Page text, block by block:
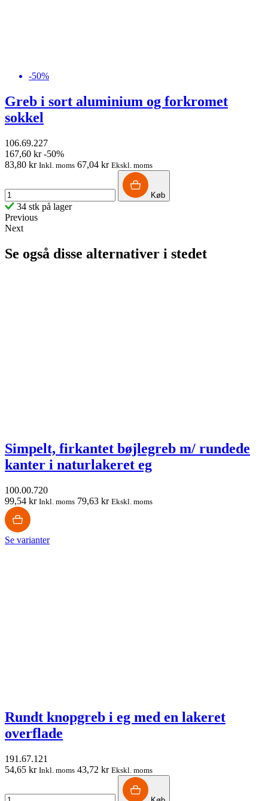
-50%
Greb i sort aluminium og forkromet
sokkel
106.69.227
167,60 kr -50%
83,80 kr Inkl. moms 67,04 kr Ekskl. moms
Køb
34 stk på lager
Previous
Next
Se også disse alternativer i stedet
Simpelt, firkantet bøjlegreb m/ rundede
kanter i naturlakeret eg
100.00.720
99,54 kr Inkl. moms 79,63 kr Ekskl. moms
Se varianter
Rundt knopgreb i eg med en lakeret
overflade
191.67.121
54,65 kr Inkl. moms 43,72 kr Ekskl. moms